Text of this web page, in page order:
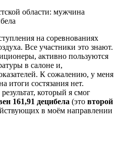
на соревнованиях
Все участники это знают.
активно пользуются
в салоне и,
К сожалению, у меня
итоги состязания нет.
который я смог
161,91 децибела (это второй
в моём направлении